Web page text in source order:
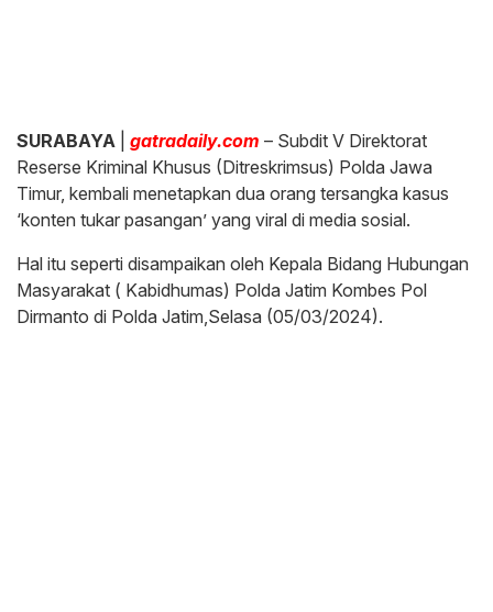
SURABAYA gatradaily.com – Subdit V Direktorat
Reserse Kriminal Khusus (Ditreskrimsus) Polda Jawa
Timur, kembali menetapkan dua orang tersangka kasus
‘konten tukar pasangan’ yang viral di media sosial.
Hal itu seperti disampaikan oleh Kepala Bidang Hubungan
Masyarakat ( Kabidhumas) Polda Jatim Kombes Pol
Dirmanto di Polda Jatim,Selasa (05/03/2024).